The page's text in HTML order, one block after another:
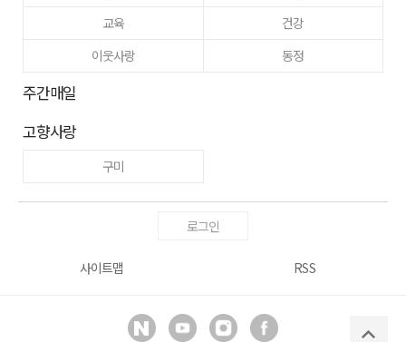
교육
건강
이웃사랑
동정
주간매일
고향사랑
구미
로그인
사이트맵 RSS